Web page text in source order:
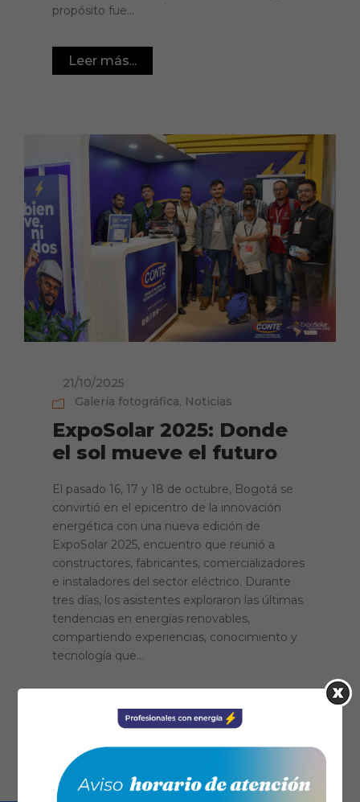
propósito fue...
Leer más...
21/10/2025
Galería fotográfica, Noticias
ExpoSolar 2025: Donde
el sol mueve el futuro
El pasado 16, 17 y 18 de octubre, Bogotá se
convirtió en el epicentro de la innovación
energética con una nueva edición de
ExpoSolar 2025, encuentro que reunió a
constructores, fabricantes, comercializadores
e instaladores del sector eléctrico. Durante
tres días, los asistentes exploraron las últimas
tendencias en energías renovables,
compartiendo experiencias, conocimiento y
tecnología que...
Leer más...